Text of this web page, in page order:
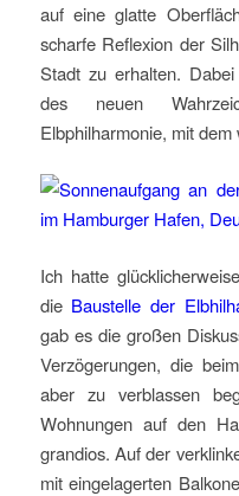
auf eine glatte
scharfe Reflexion der
Stadt zu erhalten.
des neuen
Elbphilharmonie, mit
Ich hatte
die Baustelle der
gab es die großen
Verzögerungen, die
aber zu verblassen
Wohnungen auf den
grandios. Auf der
mit eingelagerten